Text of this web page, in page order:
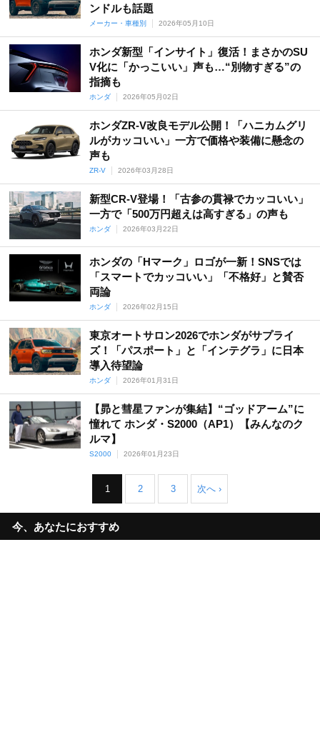
ンドルも話題
メーカー・車種別 2026年05月10日
ホンダ新型「インサイト」復活！まさかのSU
V化に「かっこいい」声も…“別物すぎる”の
指摘も
ホンダ 2026年05月02日
ホンダZR-V改良モデル公開！「ハニカムグリ
ルがカッコいい」一方で価格や装備に懸念の
声も
ZR-V 2026年03月28日
新型CR-V登場！「古参の貫禄でカッコいい」
一方で「500万円超えは高すぎる」の声も
ホンダ 2026年03月22日
ホンダの「Hマーク」ロゴが一新！SNSでは
「スマートでカッコいい」「不格好」と賛否
両論
ホンダ 2026年02月15日
東京オートサロン2026でホンダがサプライ
ズ！「パスポート」と「インテグラ」に日本
導入待望論
ホンダ 2026年01月31日
【昴と彗星ファンが集結】“ゴッドアーム”に
憧れて ホンダ・S2000（AP1）【みんなのク
ルマ】
S2000 2026年01月23日
1 2 3 次へ ›
今、あなたにおすすめ